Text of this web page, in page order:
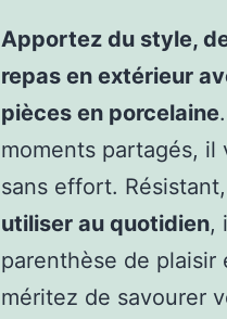
Apportez du style,
repas en extérieur
pièces en porcelaine
moments partagés, il
sans effort.
utiliser au quotidien,
parenthèse de
méritez de savourer